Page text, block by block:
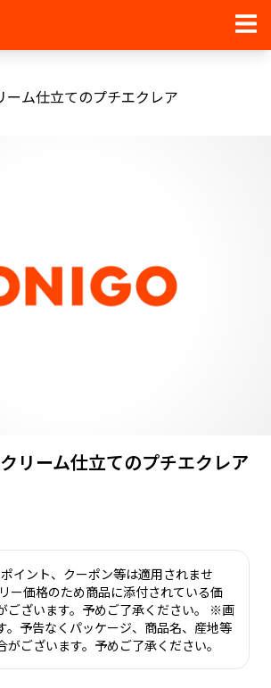
ーム仕立てのプチエクレア
リーム仕立てのプチエクレア
イント、クーポン等は適用されませ
価格のため商品に添付されている価
ございます。予めご了承ください。 ※画
。予告なくパッケージ、商品名、産地等
がございます。予めご了承ください。